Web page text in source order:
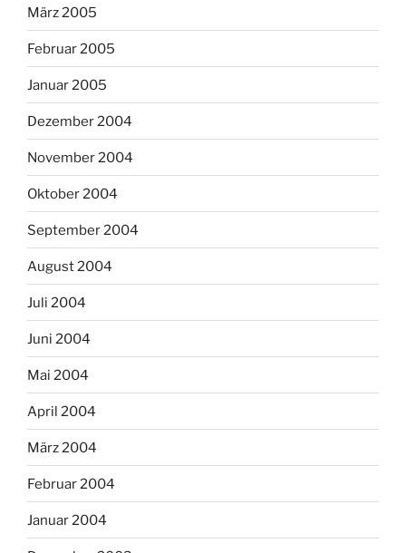
März 2005
Februar 2005
Januar 2005
Dezember 2004
November 2004
Oktober 2004
September 2004
August 2004
Juli 2004
Juni 2004
Mai 2004
April 2004
März 2004
Februar 2004
Januar 2004